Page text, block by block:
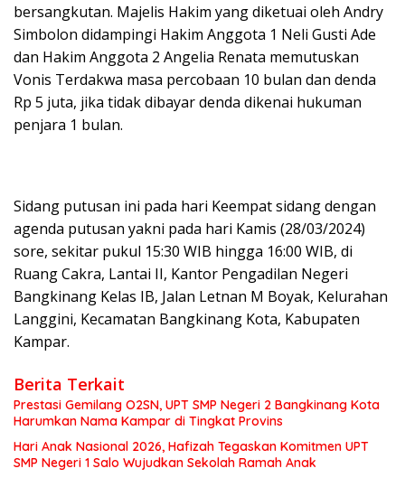
bersangkutan. Majelis Hakim yang diketuai oleh Andry
Simbolon didampingi Hakim Anggota 1 Neli Gusti Ade
dan Hakim Anggota 2 Angelia Renata memutuskan
Vonis Terdakwa masa percobaan 10 bulan dan denda
Rp 5 juta, jika tidak dibayar denda dikenai hukuman
penjara 1 bulan.
Sidang putusan ini pada hari Keempat sidang dengan
agenda putusan yakni pada hari Kamis (28/03/2024)
sore, sekitar pukul 15:30 WIB hingga 16:00 WIB, di
Ruang Cakra, Lantai II, Kantor Pengadilan Negeri
Bangkinang Kelas IB, Jalan Letnan M Boyak, Kelurahan
Langgini, Kecamatan Bangkinang Kota, Kabupaten
Kampar.
Berita Terkait
Prestasi Gemilang O2SN, UPT SMP Negeri 2 Bangkinang Kota
Harumkan Nama Kampar di Tingkat Provins
Hari Anak Nasional 2026, Hafizah Tegaskan Komitmen UPT
SMP Negeri 1 Salo Wujudkan Sekolah Ramah Anak